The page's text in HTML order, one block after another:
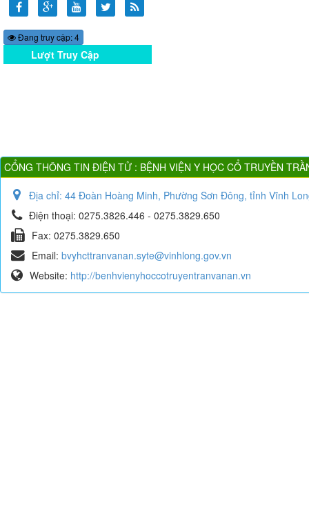
Đang truy cập: 4
Lượt Truy Cập
Online
CỔNG THÔNG TIN ĐIỆN TỬ : BỆNH VIỆN Y HỌC CỔ TRUYỀN
Địa chỉ: 44 Đoàn Hoàng Minh, Phường Sơn Đông, tỉnh Vĩnh
Điện thoại: 0275.3826.446 - 0275.3829.650
Fax: 0275.3829.650
Email: bvyhcttranvanan.syte@vinhlong.gov.vn
Website: http://benhvienyhoccotruyentranvanan.vn